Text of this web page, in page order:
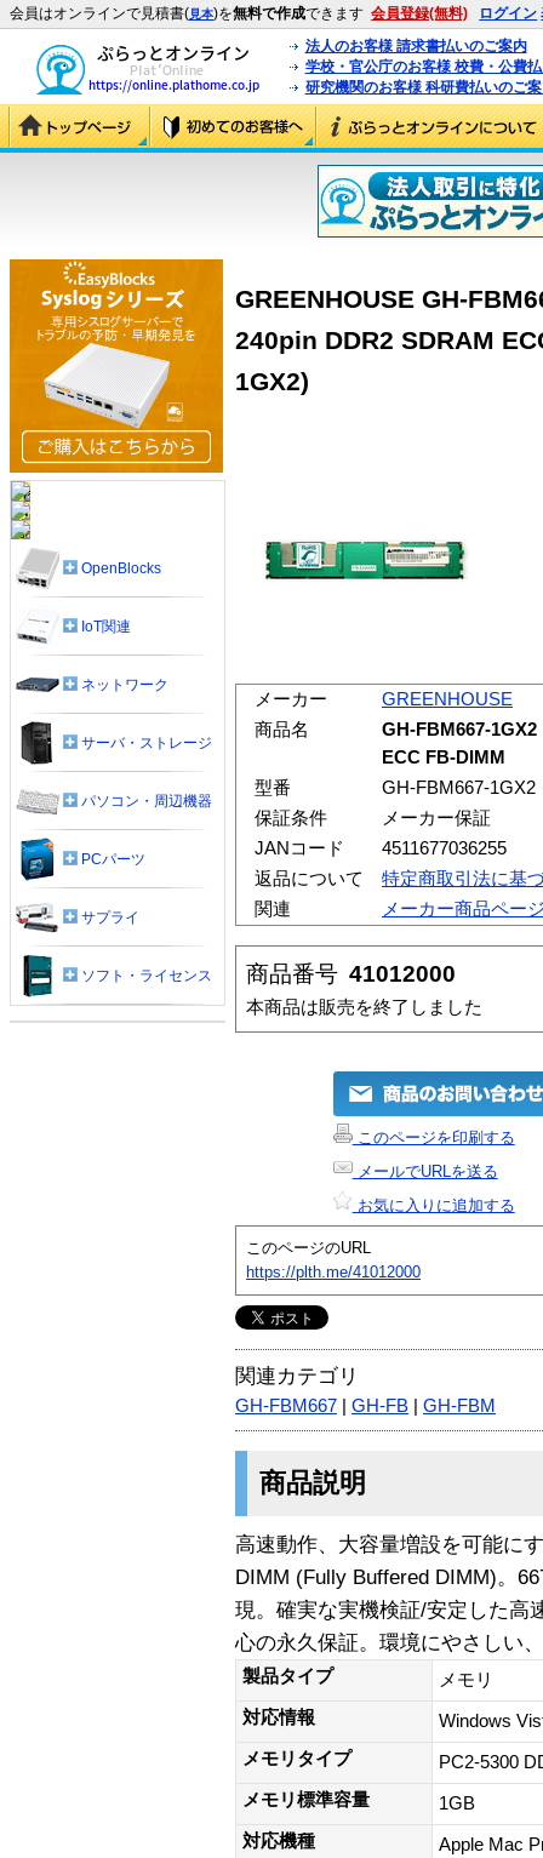
会員はオンラインで見積書(見本)を無料で作成できます 会員登録(無料) ログイン
法人のお客様 請求書払いのご案内
学校・官公庁のお客様 校費・公費
研究機関のお客様 科研費払いのご
GREENHOUSE GH-
240pin DDR2 SDRAM
1GX2)
メーカー
GREENHOUSE
商品名
GH-FBM667-
ECC FB-DIMM
型番
GH-FBM667-1GX2
保証条件
メーカー保証
JANコード
4511677036255
返品について
特定商取引法に基
関連
メーカー商品ペー
商品番号 41012000
本商品は販売を終了しました
このページを印刷する
メールでURLを送る
お気に入りに追加する
このページのURL
https://plth.me/41012000
関連カテゴリ
GH-FBM667 GH-FB GH-FBM
商品説明
高速動作、大容量増設を可能に
DIMM (Fully Buffered DIMM)。
現。確実な実機検証/安定した高
心の永久保証。環境にやさしい
製品タイプ
メモリ
対応情報
Windows
メモリタイプ
PC2-5300
メモリ標準容量
1GB
対応機種
Apple Mac
OpenBlocks
IoT関連
ネットワーク
サーバ・ストレージ
パソコン・周辺機器
PCパーツ
サプライ
ソフト・ライセンス